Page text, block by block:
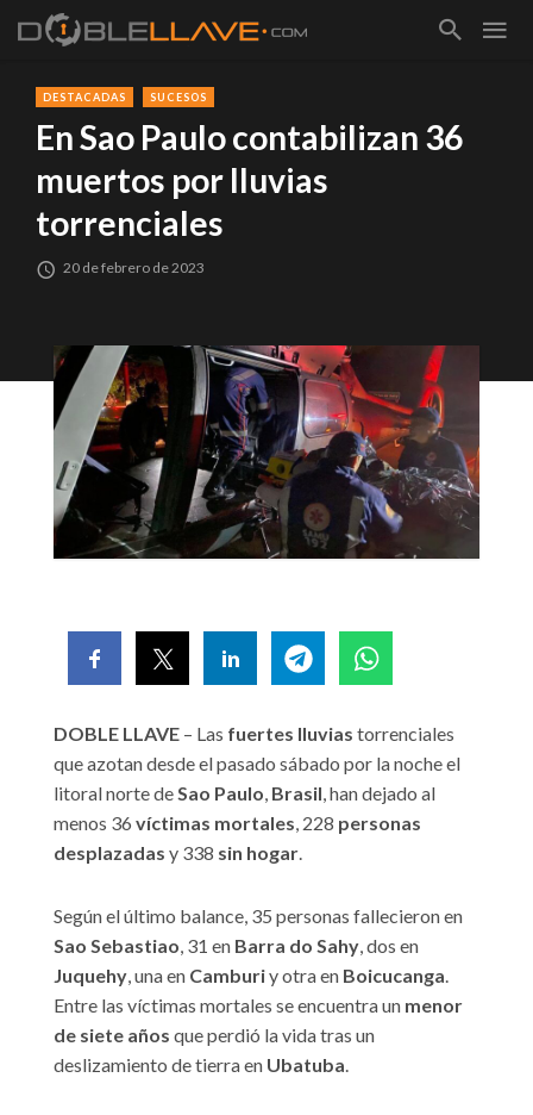
DESTACADAS SUCESOS
En Sao Paulo contabilizan 36
muertos por lluvias
torrenciales
20 de febrero de 2023
DOBLE LLAVE – Las fuertes lluvias torrenciales
que azotan desde el pasado sábado por la noche el
litoral norte deSao Paulo, Brasil, han dejado al
menos 36 víctimas mortales, 228 personas
desplazadas y 338 sin hogar.
Según el último balance, 35 personas fallecieron en
Sao Sebastiao, 31 en Barra do Sahy, dos en
Juquehy, una en Camburiy otra en Boicucanga.
Entre las víctimas mortales se encuentra un menor
de siete años que perdió la vida tras un
deslizamiento de tierra en Ubatuba.